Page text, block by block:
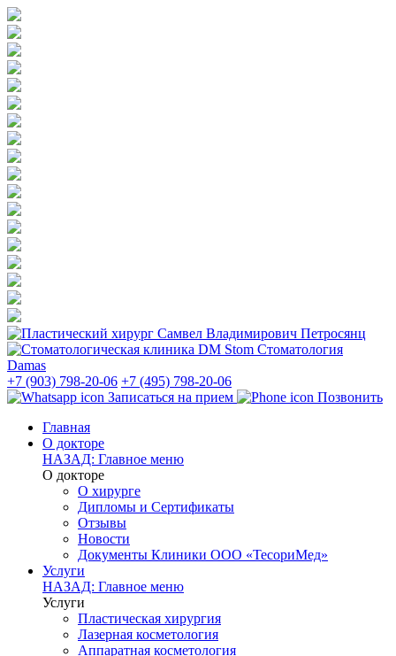
Стоматология
Damas
+7 (903) 798-20-06 +7 (495) 798-20-06
Записаться на прием
Позвонить
Главная
О докторе
НАЗАД: Главное меню
О докторе
О хирурге
Дипломы и Сертификаты
Отзывы
Новости
Документы Клиники ООО «ТесориМед»
Услуги
НАЗАД: Главное меню
Услуги
Пластическая хирургия
Лазерная косметология
Аппаратная косметология